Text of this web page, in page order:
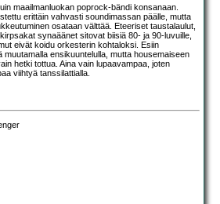
maailmanluokan poprock-bändi konsanaan.
erittäin vahvasti soundimassan päälle, mutta
osataan välttää. Eteeriset taustalaulut,
synaäänet sitovat biisiä 80- ja 90-luvuille,
eivät koidu orkesterin kohtaloksi. Esiin
ensikuuntelulla, mutta housemaiseen
hetki tottua. Aina vain lupaavampaa, joten
viihtyä tanssilattialla.